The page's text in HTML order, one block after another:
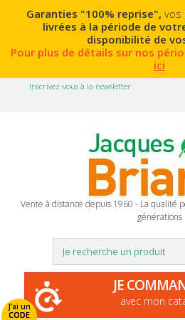
Garanties "100% reprise", vos
livrées à la période de
disponibilité de
Pour plus de détails sur nos
ici
Inscrivez-vous à la newsletter
Vente à distance depuis 1960 - La qualité
générations
J'ai un
CODE
JE
avec mon